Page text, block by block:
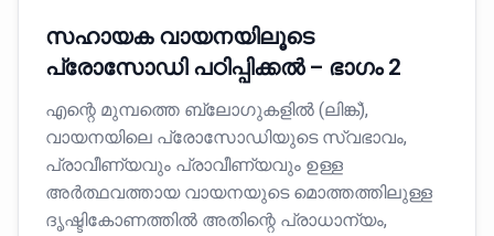
സഹായക വായനയിലൂടെ
പ്രോസോഡി പഠിപ്പിക്കൽ – ഭാഗം 2
എന്റെ മുമ്പത്തെ ബ്ലോഗുകളിൽ (ലിങ്ക്),
വായനയിലെ പ്രോസോഡിയുടെ സ്വഭാവം,
പ്രാവീണ്യവും പ്രാവീണ്യവും ഉള്ള
അർത്ഥവത്തായ വായനയുടെ മൊത്തത്തിലുള്ള
ദൃഷ്ടികോണത്തിൽ അതിന്റെ പ്രാധാന്യം,